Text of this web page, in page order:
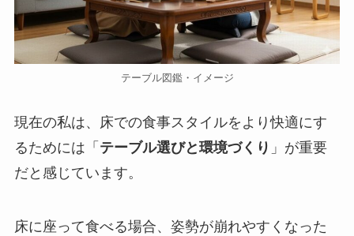
テーブル図鑑・イメージ
現在の私は、床での食事スタイルをより快適にす
るためには「 テーブル選びと環境づくり 」が重要
だと感じています。
床に座って食べる場合、姿勢が崩れやすくなった